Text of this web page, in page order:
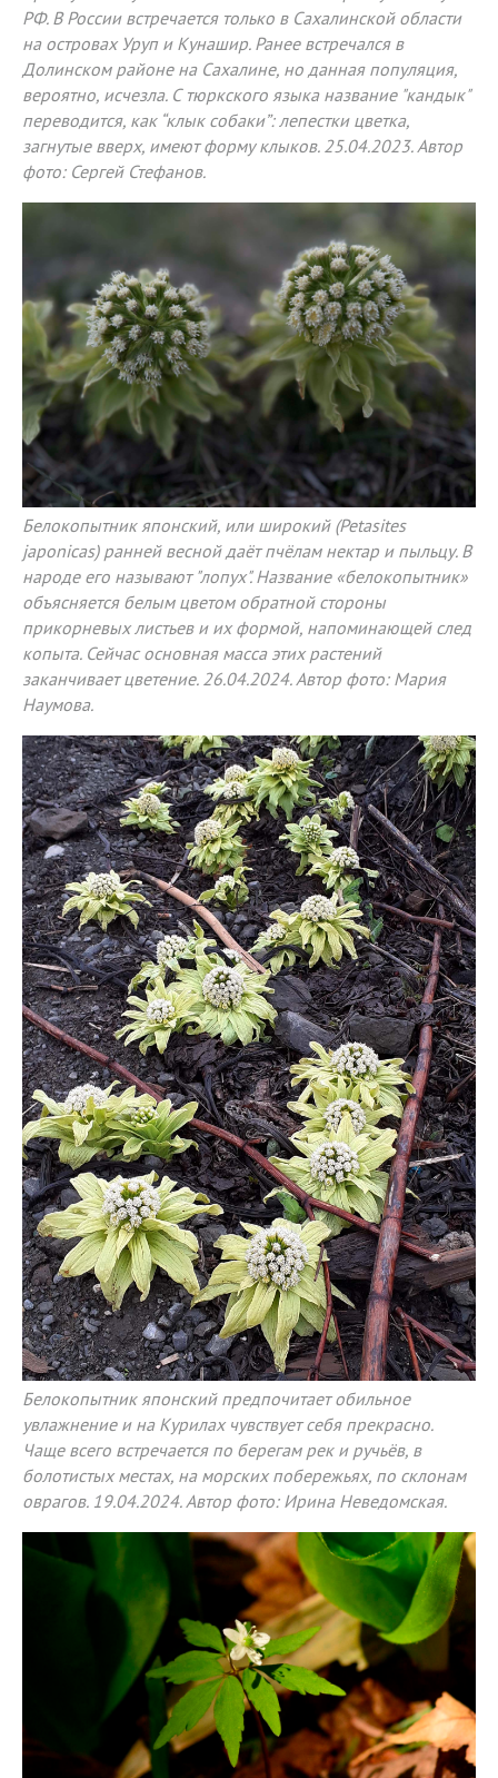
РФ. В России встречается только в Сахалинской области
на островах Уруп и Кунашир. Ранее встречался в
Долинском районе на Сахалине, но данная популяция,
вероятно, исчезла. С тюркского языка название "кандык"
переводится, как “клык собаки”: лепестки цветка,
загнутые вверх, имеют форму клыков. 25.04.2023. Автор
фото: Сергей Стефанов.
Белокопытник японский, или широкий (Petasites
japonicas) ранней весной даёт пчёлам нектар и пыльцу. В
народе его называют "лопух". Название «белокопытник»
объясняется белым цветом обратной стороны
прикорневых листьев и их формой, напоминающей след
копыта. Сейчас основная масса этих растений
заканчивает цветение. 26.04.2024. Автор фото: Мария
Наумова.
Белокопытник японский предпочитает обильное
увлажнение и на Курилах чувствует себя прекрасно.
Чаще всего встречается по берегам рек и ручьёв, в
болотистых местах, на морских побережьях, по склонам
оврагов. 19.04.2024. Автор фото: Ирина Неведомская.